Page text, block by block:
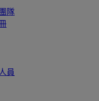
隊
員